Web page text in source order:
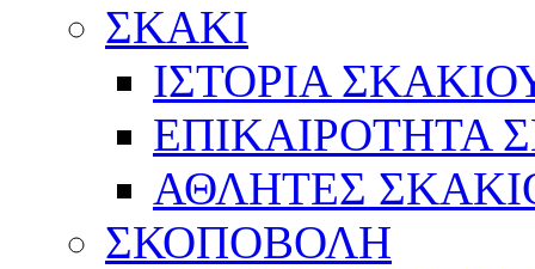
ΣΚΑΚΙ
ΙΣΤΟΡΙΑ
ΕΠΙΚΑΙΡΟΤΗΤΑ
ΑΘΛΗΤΕΣ
ΣΚΟΠΟΒΟΛΗ